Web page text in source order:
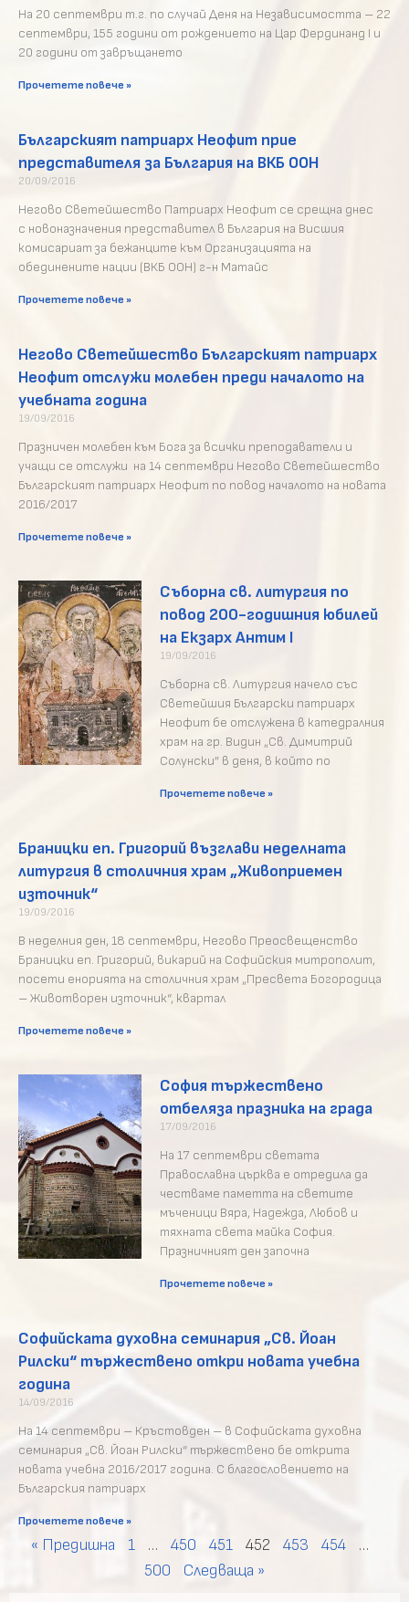
На 20 септември т.г. по случай Деня на Независимостта – 22
септември, 155 години от рождението на Цар Фердинанд I и
20 години от завръщането
Прочетете повече »
Българският патриарх Неофит прие
представителя за България на ВКБ ООН
20/09/2016
Негово Светейшество Патриарх Неофит се срещна днес
с новоназначения представител в България на Висшия
комисариат за бежанците към Организацията на
обединените нации (ВКБ ООН) г-н Матайс
Прочетете повече »
Негово Светейшество Българският патриарх
Неофит отслужи молебен преди началото на
учебната година
19/09/2016
Празничен молебен към Бога за всички преподаватели и
учащи се отслужи на 14 септември Негово Светейшество
Българският патриарх Неофит по повод началото на новата
2016/2017
Прочетете повече »
Съборна св. литургия по
повод 200-годишния юбилей
на Екзарх Антим I
19/09/2016
Съборна св. Литургия начело със
Светейшия Български патриарх
Неофит бе отслужена в катедралния
храм на гр. Видин „Св. Димитрий
Солунски” в деня, в който по
Прочетете повече »
Браницки еп. Григорий възглави неделната
литургия в столичния храм „Живоприемен
източник“
19/09/2016
В неделния ден, 18 септември, Негово Преосвещенство
Браницки еп. Григорий, викарий на Софийския митрополит,
посети енорията на столичния храм „Пресвета Богородица
– Животворен източник“, квартал
Прочетете повече »
София тържествено
отбеляза празника на града
17/09/2016
На 17 септември светата
Православна църква е отредила да
честваме паметта на светите
мъченици Вяра, Надежда, Любов и
тяхната света майка София.
Празничният ден започна
Прочетете повече »
Софийската духовна семинария „Св. Йоан
Рилски“ тържествено откри новата учебна
година
14/09/2016
На 14 септември – Кръстовден – в Софийската духовна
семинария „Св. Йоан Рилски“ тържествено бе открита
новата учебна 2016/2017 година. С благословението на
Българския патриарх
Прочетете повече »
« Предишна 1 … 450 451 452 453 454
…
500
Следваща »